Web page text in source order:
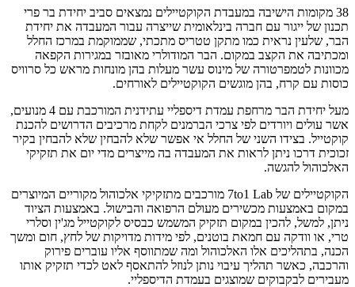
38 מקומות הישיבה במעבדת הקוקטיילים נמצאים סביב יחידת בר פרי
תכנון של ייגור עם חברה בינלאומית שייצרה עבור המעבדה את יחידת
הבר, שלעין נראית כמו מתקן טטריס מתכתי, שממוקמת במרכז החלל
ומכתיבה את הקצב במקום. הבר המודולרי מאובזר במגירות הקפאה
מכוונות לטמפרטורה של מינוס עשר מעלות בהן מונחות מראש כל סרוויס
כוסות עם קרח, בהן מוגשים הקוקטיילים לאורחים.
מעל יחידת הבר מרחפת עמדת דיספליי עתידנית המורכבת עם 4 מנועים,
אשר עולים ויורדים לפי צרכי הברמנים לקחת מרכיבים הדרושים להכנת
קוקטייל. בצידו השני של החלל אי אפשר שלא להבחין שלא להבחין בקיר
זכוכית דרכו ניתן לראות את המעבדה בה מייצרים מדי יום את תזקיקי
האלכוהול להגשה.
הקוקטיילים של 7to1 Lab מורכבים מתזקיקי אלכוהול מקוריים המיוצרים
במקום באמצעות מכשירים מעולם הרפואה והבישול. באמצעות הציוד
ניתן, למשל, להכין במקום תזקיק המשמש כבסיס לקוקטייל מג'ין וסלרי
טרי, או וודקה עם חמאת בוטנים, לפי מידות מדויקות של לחץ, חום ומשך
הכנה, בתהליכים אלו האלכוהול ומה שמתווסף אליו עוברים פירוק
והרכבה, כאשר תהליך עיבוי נותן לנוזל להתאסף לאט לכדי תזקיק אותו
מעבירים לבקבוקים שמוצגים בעמדת הדיספליי.